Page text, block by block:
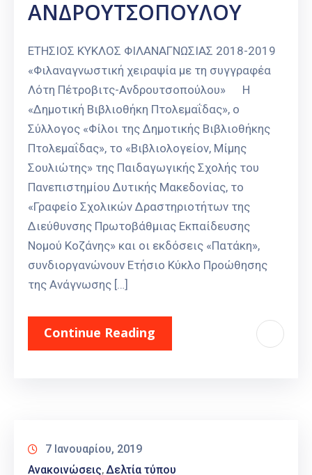
ΑΝΔΡΟΥΤΣΟΠΟΥΛΟΥ
ΕΤΗΣΙΟΣ ΚΥΚΛΟΣ ΦΙΛΑΝΑΓΝΩΣΙΑΣ 2018-2019
«Φιλαναγνωστική χειραψία με τη συγγραφέα
Λότη Πέτροβιτς-Ανδρουτσοπούλου» Η
«Δημοτική Βιβλιοθήκη Πτολεμαΐδας», ο
Σύλλογος «Φίλοι της Δημοτικής Βιβλιοθήκης
Πτολεμαΐδας», το «Βιβλιολογείον, Μίμης
Σουλιώτης» της Παιδαγωγικής Σχολής του
Πανεπιστημίου Δυτικής Μακεδονίας, το
«Γραφείο Σχολικών Δραστηριοτήτων της
Διεύθυνσης Πρωτοβάθμιας Εκπαίδευσης
Νομού Κοζάνης» και οι εκδόσεις «Πατάκη»,
συνδιοργανώνουν Ετήσιο Κύκλο Προώθησης
της Ανάγνωσης […]
Continue Reading
7 Ιανουαρίου, 2019
Ανακοινώσεις‚Δελτία τύπου